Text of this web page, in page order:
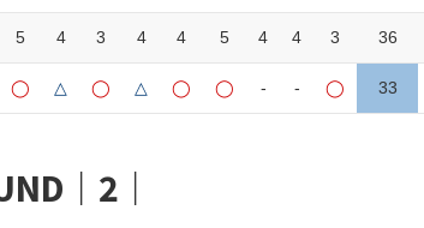
5 4 3 4 4 5 4 4 3 36
◯ △ ◯ △ ◯ ◯ - - ◯ 33
｜2｜